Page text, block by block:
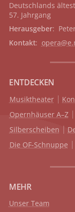
Deutschlands
57. Jahrgang
Herausgeber:
Kontakt:
ENTDECKEN
Musiktheater
Opernhäuser A–Z
Silberscheiben
Die OF-Schnuppe
MEHR
Unser Team